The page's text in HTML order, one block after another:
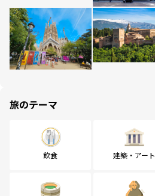
旅のテーマ
飲食 建築・アート